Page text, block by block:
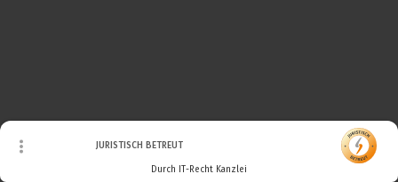
JURISTISCH BETREUT
Durch IT-Recht Kanzlei